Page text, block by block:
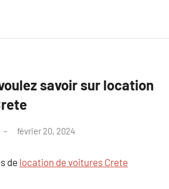
savoir sur location
février 20, 2024
de location de voitures Crete